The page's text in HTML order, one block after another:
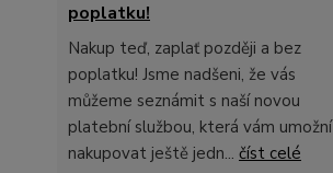
poplatku!
Nakup teď, zaplať později a bez
poplatku! Jsme nadšeni, že vás
můžeme seznámit s naší novou
platební službou, která vám umožní
nakupovat ještě jedn... číst celé